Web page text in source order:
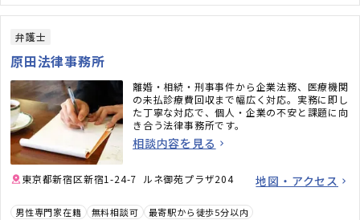
弁護士
原田法律事務所
離婚・相続・刑事事件から企業法務、医療機関
の未払診療費回収まで幅広く対応。実務に即し
た丁寧な対応で、個人・企業の不安と課題に向
き合う法律事務所です。
相談内容を見る
東京都新宿区新宿1-24-7 ルネ御苑プラザ204 地図・アクセス
男性専門家在籍 無料相談可 最寄駅から徒歩5分以内